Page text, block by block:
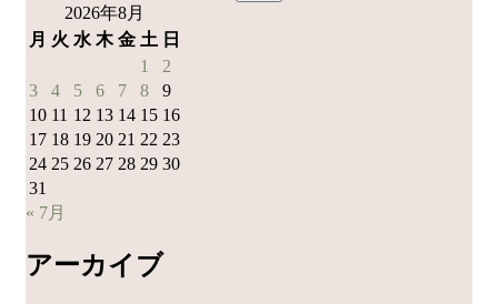
ナ
ゲ
ー
シ
ョ
ン
2026年8月
月 火 水 木 金 土 日
1
2
3
4 5 6 7 8
9
10 11 12 13 14 15 16
17 18 19 20 21 22 23
24 25 26 27 28 29 30
31
« 7月
アーカイブ